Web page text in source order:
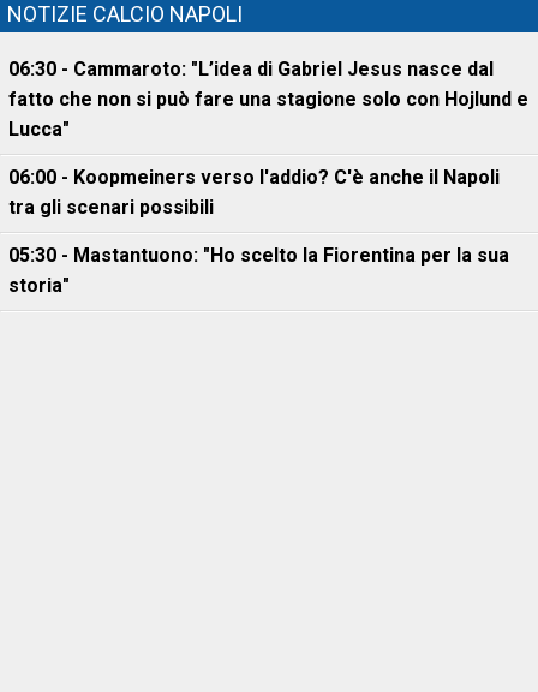
NOTIZIE CALCIO NAPOLI
06:30 - Cammaroto: "L’idea di Gabriel Jesus nasce dal
fatto che non si può fare una stagione solo con Hojlund e
Lucca"
06:00 - Koopmeiners verso l'addio? C'è anche il Napoli
tra gli scenari possibili
05:30 - Mastantuono: "Ho scelto la Fiorentina per la sua
storia"